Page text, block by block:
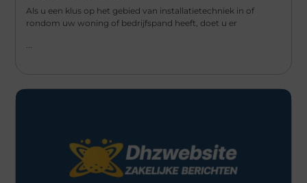
Als u een klus op het gebied van installatietechniek in of
rondom uw woning of bedrijfspand heeft, doet u er
...